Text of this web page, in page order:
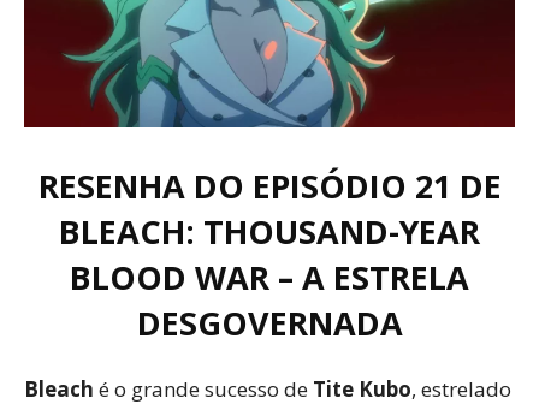
RESENHA DO EPISÓDIO 21 DE
BLEACH: THOUSAND-YEAR
BLOOD WAR – A ESTRELA
DESGOVERNADA
Bleach é o grande sucesso de Tite Kubo, estrelado